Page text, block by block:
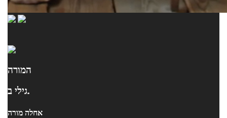
המורה
גילי ב.
אחלה מורה